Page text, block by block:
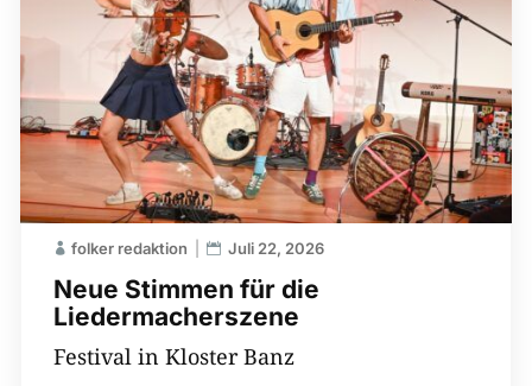
Neue Stimmen für die
Liedermacherszene
folker redaktion Juli 22, 2026
Festival in Kloster Banz